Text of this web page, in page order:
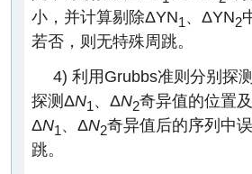
小，并计算剔除ΔYN1、ΔYN2
若否，则无特殊周跳。
4) 利用Grubbs准则分别探
探测ΔN1、ΔN2奇异值的位置及
ΔN1、ΔN2奇异值后的序列中
跳。